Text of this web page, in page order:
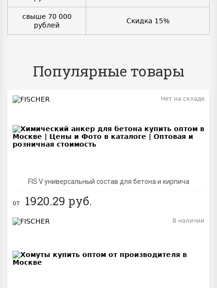
свыше 70 000
рублей
Скидка 15%
Популярные товары
FIS V универсальный состав для бетона и кирпича
Нет на складе
от 1920.29 руб.
В наличии